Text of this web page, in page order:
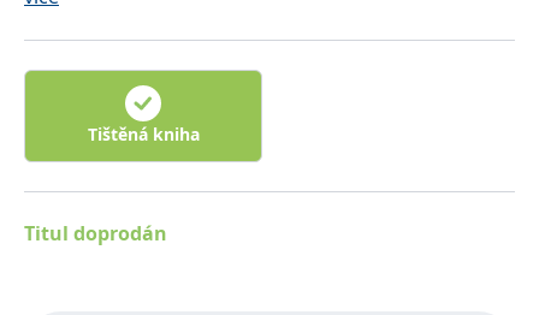
blízcí přátelé. Vesmírné lodě, UFO talíře a autobusy
cestují takřka rychlostí světla a pizza se stala
nejoblíbenějším jídlem vesmíru.
Tištěná kniha
Titul doprodán
Obvykle se
dobrým